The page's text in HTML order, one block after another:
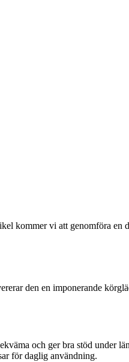
kommer vi att genomföra en
den en imponerande
och ger bra stöd under
för daglig användning.